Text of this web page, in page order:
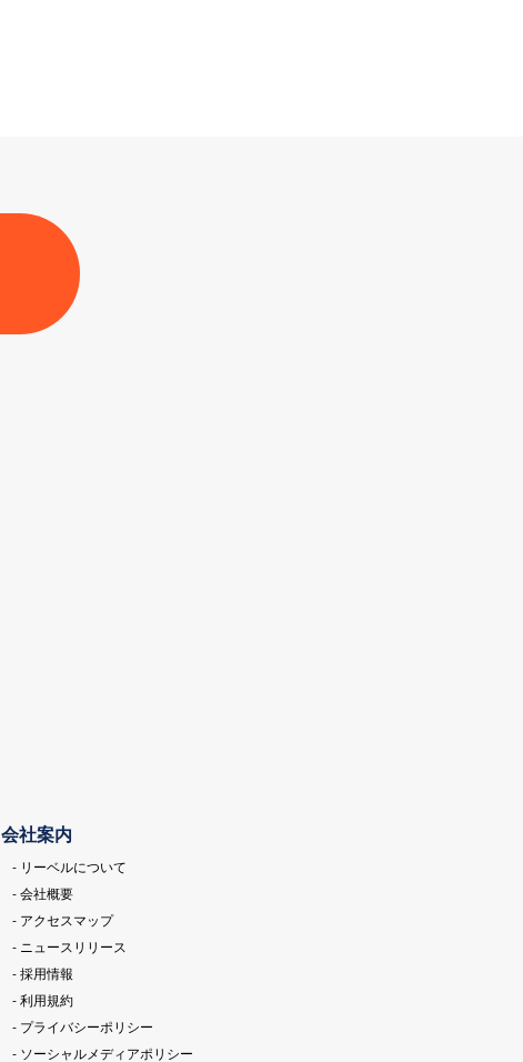
会社案内
- リーベルについて
- 会社概要
- アクセスマップ
- ニュースリリース
- 採用情報
- 利用規約
- プライバシーポリシー
- ソーシャルメディアポリシー